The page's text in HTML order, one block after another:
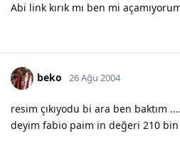
Abi link kırık mı ben mi
beko 26 Ağu 2004
resim çıkıyodu bi ara ben baktım
deyim fabio paim in değeri 210 bin